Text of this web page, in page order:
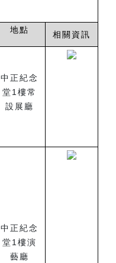
地點 相關資訊
中正紀念
堂1樓常
設展廳
中正紀念
堂1樓演
藝廳